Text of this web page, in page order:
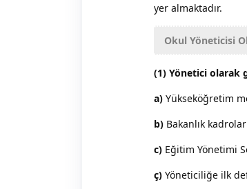
yer almaktadır.
Okul Yöneticisi
(1) Yönetici olarak
a) Yükseköğretim
b) Bakanlık
c) Eğitim Yönetimi
ç) Yöneticiliğe ilk